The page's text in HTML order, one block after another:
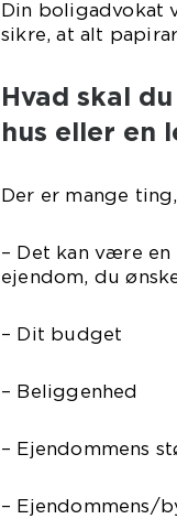
Din boligadvokat
sikre, at alt
Hvad skal
hus eller en
Der er mange
– Det kan være
ejendom, du
– Dit budget
– Beliggenhed
– Ejendommens
– Ejendommens/